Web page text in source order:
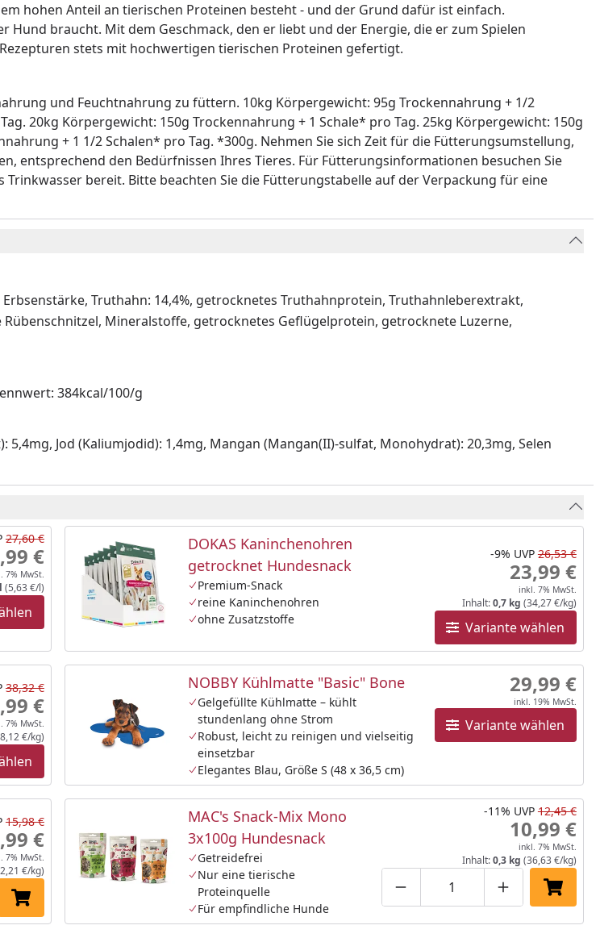
hohen Anteil an tierischen Proteinen besteht - und der Grund dafür ist einfach.
braucht. Mit dem Geschmack, den er liebt und der Energie, die er zum Spielen
stets mit hochwertigen tierischen Proteinen gefertigt.
und Feuchtnahrung zu füttern. 10kg Körpergewicht: 95g Trockennahrung + 1/2
20kg Körpergewicht: 150g Trockennahrung + 1 Schale* pro Tag. 25kg Körpergewicht: 150g
+ 1 1/2 Schalen* pro Tag. *300g. Nehmen Sie sich Zeit für die Fütterungsumstellung,
entsprechend den Bedürfnissen Ihres Tieres. Für Fütterungsinformationen besuchen Sie
bereit. Bitte beachten Sie die Fütterungstabelle auf der Verpackung für eine
Truthahn: 14,4%, getrocknetes Truthahnprotein, Truthahnleberextrakt,
Mineralstoffe, getrocknetes Geflügelprotein, getrocknete Luzerne,
384kcal/100/g
Jod (Kaliumjodid): 1,4mg, Mangan (Mangan(II)-sulfat, Monohydrat): 20,3mg, Selen
27,60 €
€
7% MwSt.
(5,63 €/l)
DOKAS Kaninchenohren
getrocknet Hundesnack
Premium-Snack
reine Kaninchenohren
ohne Zusatzstoffe
Variante wählen
-9% UVP 26,53 €
23,99 €
inkl. 7% MwSt.
Inhalt:0,7 kg (34,27 €/kg)
38,32 €
€
7% MwSt.
€/kg)
NOBBY Kühlmatte "Basic" Bone
Gelgefüllte Kühlmatte – kühlt
stundenlang ohne Strom
Robust, leicht zu reinigen und vielseitig
einsetzbar
Elegantes Blau, Größe S (48 x 36,5 cm)
Variante wählen
29,99 €
inkl. 19% MwSt.
verringern
manuell eingeben
um eins erhöhen
In den Einkaufswagen legen
15,98 €
€
7% MwSt.
€/kg)
MAC's Snack-Mix Mono
3x100g Hundesnack
Getreidefrei
Nur eine tierische
Proteinquelle
Für empfindliche Hunde
Produktmenge um eins
Produktmenge manuell
Produktmenge
In den
-11% UVP 12,45 €
10,99 €
inkl. 7% MwSt.
Inhalt:0,3 kg (36,63 €/kg)